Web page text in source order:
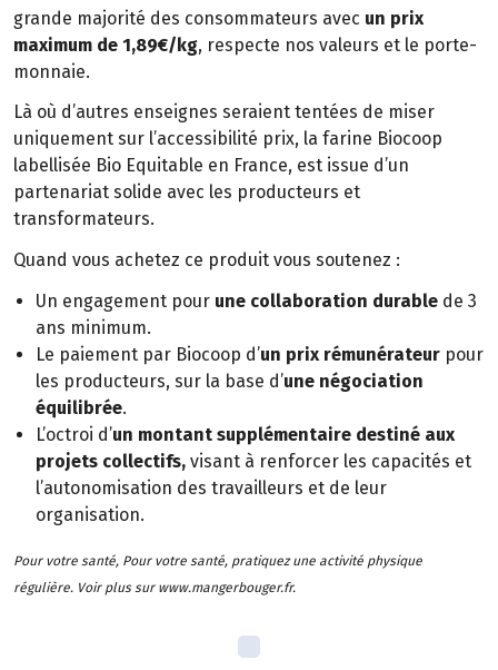
grande majorité des consommateurs avec un prix
maximum de 1,89€/kg, respecte nos valeurs et le porte-
monnaie.
Là où d’autres enseignes seraient tentées de miser
uniquement sur l’accessibilité prix, la farine Biocoop
labellisée Bio Equitable en France, est issue d’un
partenariat solide avec les producteurs et
transformateurs.
Quand vous achetez ce produit vous soutenez :
Un engagement pour une collaboration durable de 3
ans minimum.
Le paiement par Biocoop d’un prix rémunérateur pour
les producteurs, sur la base d’une négociation
équilibrée.
L’octroi d’un montant supplémentaire destiné aux
projets collectifs, visant à renforcer les capacités et
l’autonomisation des travailleurs et de leur
organisation.
Pour votre santé, Pour votre santé, pratiquez une activité physique
régulière. Voir plus sur www.mangerbouger.fr.